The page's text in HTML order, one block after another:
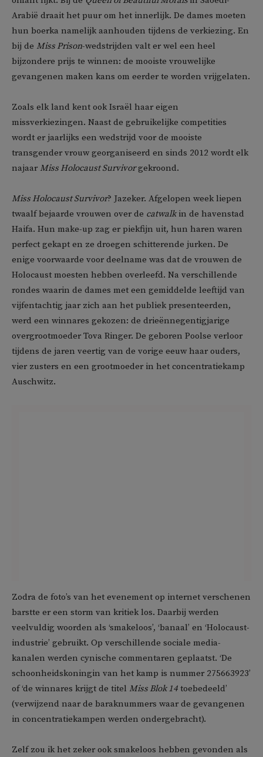
Arabië draait het puur om het innerlijk. De dames moeten
hun boerka namelijk aanhouden tijdens de verkiezing. En
bij de Miss Prison-wedstrijden valt er wel een heel
bijzondere prijs te winnen: de mooiste vrouwelijke
gevangenen maken kans om eerder te worden vrijgelaten.
Zoals elk land kent ook Israël haar eigen
missverkiezingen. Naast de gebruikelijke competities
wordt er jaarlijks een wedstrijd voor de mooiste
transgender vrouw georganiseerd en sinds 2012 wordt elk
najaar Miss Holocaust Survivorgekroond.
Miss Holocaust Survivor? Jazeker. Afgelopen week liepen
twaalf bejaarde vrouwen over de catwalkin de havenstad
Haifa. Hun make-up zag er piekfijn uit, hun haren waren
perfect gekapt en ze droegen schitterende jurken. De
enige voorwaarde voor deelname was dat de vrouwen de
Holocaust moesten hebben overleefd. Na verschillende
rondes waarin de dames met een gemiddelde leeftijd van
vijfentachtig jaar zich aan het publiek presenteerden,
werd een winnares gekozen: de drieënnegentigjarige
overgrootmoeder Tova Ringer. De geboren Poolse verloor
tijdens de jaren veertig van de vorige eeuw haar ouders,
vier zusters en een grootmoeder in het concentratiekamp
Auschwitz.
Zodra de foto’s van het evenement op internet verschenen
barstte er een storm van kritiek los. Daarbij werden
veelvuldig woorden als ‘smakeloos’, ‘banaal’ en ‘Holocaust-
industrie’ gebruikt. Op verschillende sociale media-
kanalen werden cynische commentaren geplaatst. ‘De
schoonheidskoningin van het kamp is nummer 275663923’
of ‘de winnares krijgt de titel Miss Blok 14 toebedeeld’
(verwijzend naar de baraknummers waar de gevangenen
in concentratiekampen werden ondergebracht).
Zelf zou ik het zeker ook smakeloos hebben gevonden als